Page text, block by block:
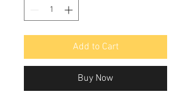
Add to Cart
Buy Now